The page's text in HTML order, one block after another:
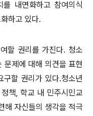
내면화하고 참여의식
하고 있다.
할 권리를 가진다. 청소
문제에 대해 의견을 표현
할 권리가 있다.청소년
책, 학교 내 민주시민교
해 자신들의 생각을 적극